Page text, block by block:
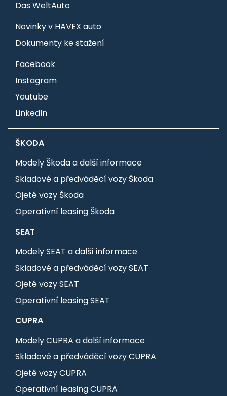
Das WeltAuto
Novinky v HAVEX auto
Dokumenty ke stažení
Facebook
Instagram
Youtube
LinkedIn
ŠKODA
Modely Škoda a další informace
Skladové a předváděcí vozy Škoda
Ojeté vozy Škoda
Operativní leasing Škoda
SEAT
Modely SEAT a další informace
Skladové a předváděcí vozy SEAT
Ojeté vozy SEAT
Operativní leasing SEAT
CUPRA
Modely CUPRA a další informace
Skladové a předváděcí vozy CUPRA
Ojeté vozy CUPRA
Operativní leasing CUPRA